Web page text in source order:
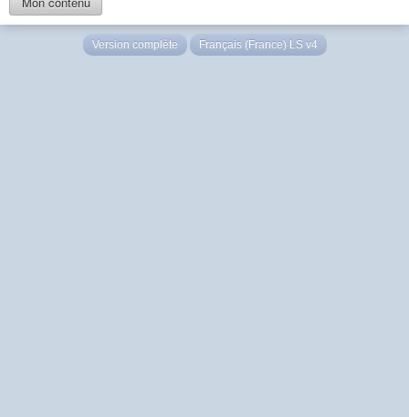
Version complète Français (France) LS v4